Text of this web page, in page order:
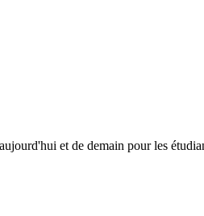
et de demain pour les